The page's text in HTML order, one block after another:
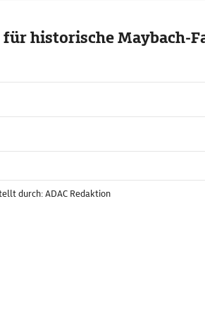
historische Maybach-
durch: ADAC Redaktion